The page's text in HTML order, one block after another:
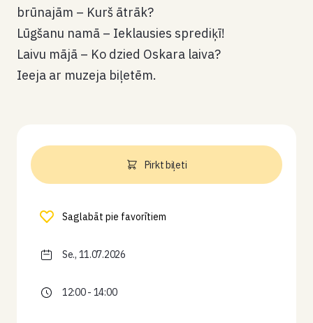
brūnajām – Kurš ātrāk?
Lūgšanu namā – Ieklausies sprediķī!
Laivu mājā – Ko dzied Oskara laiva?
Ieeja ar muzeja biļetēm.
Pirkt biļeti
Saglabāt pie favorītiem
Se., 11.07.2026
12:00 - 14:00